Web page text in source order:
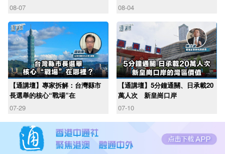
08-07
08-04
【通講壇】專家拆解：台灣縣市
長選舉的核心“戰場”在
07-29
【通講壇】5分鐘通關、日承載20
萬人次 新皇崗口岸
07-10